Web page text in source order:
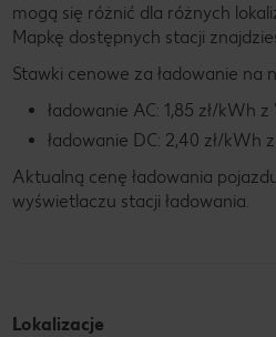
mogą się różnić dla różnych
Mapkę dostępnych stacji
Stawki cenowe za ładowanie na
ładowanie AC: 1,85 zł/kWh z
ładowanie DC: 2,40 zł/kWh
Aktualną cenę ładowania
wyświetlaczu stacji ładowania.
Lokalizacje